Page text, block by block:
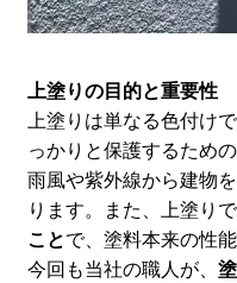
上塗りの目的と重要性
上塗りは単なる色付け
っかり と保護するための
雨風や紫外線から建物
ります。また、上塗り
ことで、塗料本来の性
今回も当社の職人が、